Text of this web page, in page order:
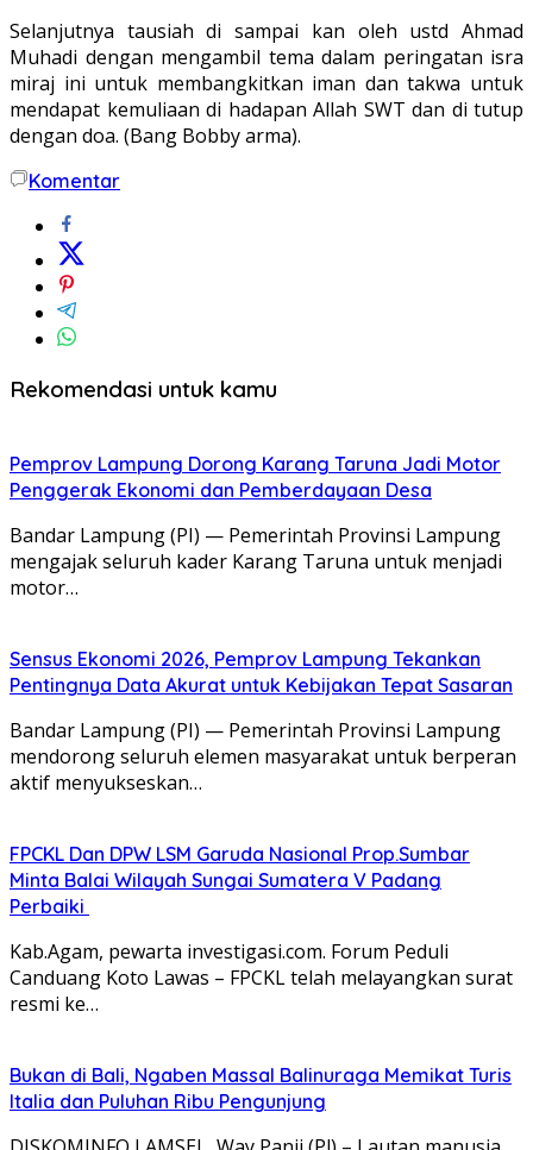
Selanjutnya tausiah di sampai kan oleh ustd Ahmad
Muhadi dengan mengambil tema dalam peringatan isra
miraj ini untuk membangkitkan iman dan takwa untuk
mendapat kemuliaan di hadapan Allah SWT dan di tutup
dengan doa. (Bang Bobby arma).
Komentar
Rekomendasi untuk kamu
Pemprov Lampung Dorong Karang Taruna Jadi Motor
Penggerak Ekonomi dan Pemberdayaan Desa
Bandar Lampung (PI) — Pemerintah Provinsi Lampung
mengajak seluruh kader Karang Taruna untuk menjadi
motor…
Sensus Ekonomi 2026, Pemprov Lampung Tekankan
Pentingnya Data Akurat untuk Kebijakan Tepat Sasaran
Bandar Lampung (PI) — Pemerintah Provinsi Lampung
mendorong seluruh elemen masyarakat untuk berperan
aktif menyukseskan…
FPCKL Dan DPW LSM Garuda Nasional Prop.Sumbar
Minta Balai Wilayah Sungai Sumatera V Padang
Perbaiki
Kab.Agam, pewarta investigasi.com. Forum Peduli
Canduang Koto Lawas – FPCKL telah melayangkan surat
resmi ke…
Bukan di Bali, Ngaben Massal Balinuraga Memikat Turis
Italia dan Puluhan Ribu Pengunjung